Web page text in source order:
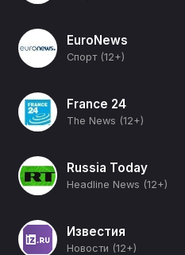
EuroNews
Спорт (12+)
France 24
The News (12+)
Russia Today
Headline News (12+)
Известия
Новости (12+)